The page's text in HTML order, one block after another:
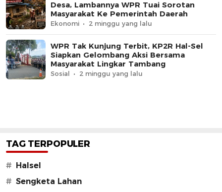
Desa, Lambannya WPR Tuai Sorotan
Masyarakat Ke Pemerintah Daerah
Ekonomi 2 minggu yang lalu
WPR Tak Kunjung Terbit, KP2R Hal-Sel
Siapkan Gelombang Aksi Bersama
Masyarakat Lingkar Tambang
Sosial 2 minggu yang lalu
TAG TERPOPULER
#
Halsel
# Sengketa Lahan